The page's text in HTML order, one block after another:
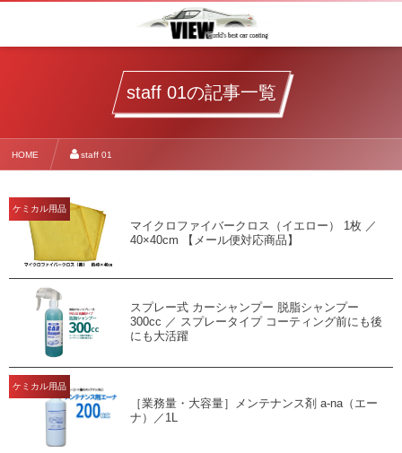
staff 01の記事一覧
HOME staff 01
ケミカル用品
マイクロファイバークロス（イエロー） 1枚 ／
40×40cm 【メール便対応商品】
スプレー式 カーシャンプー 脱脂シャンプー
300cc ／ スプレータイプ コーティング前にも後
にも大活躍
ケミカル用品
［業務量・大容量］メンテナンス剤 a-na（エー
ナ）／1L